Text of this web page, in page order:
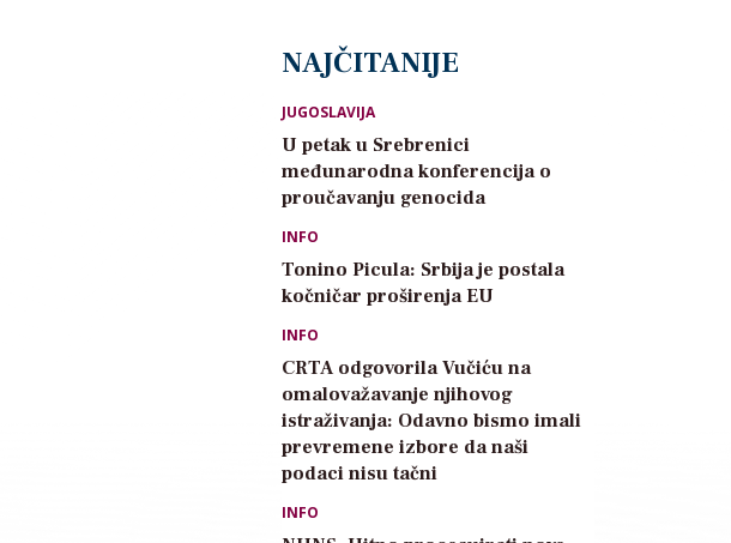
NAJČITANIJE
JUGOSLAVIJA
U petak u Srebrenici
međunarodna konferencija o
proučavanju genocida
INFO
Tonino Picula: Srbija je postala
kočničar proširenja EU
INFO
CRTA odgovorila Vučiću na
omalovažavanje njihovog
istraživanja: Odavno bismo imali
prevremene izbore da naši
podaci nisu tačni
INFO